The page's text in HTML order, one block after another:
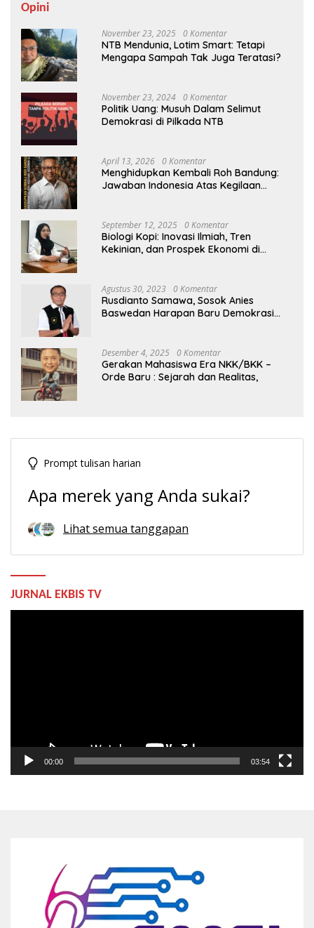
Opini
November 23, 2025 0 Komentar
NTB Mendunia, Lotim Smart: Tetapi
Mengapa Sampah Tak Juga Teratasi?
November 23, 2024 0 Komentar
Politik Uang: Musuh Dalam Selimut
Demokrasi di Pilkada NTB
April 13, 2026 0 Komentar
Menghidupkan Kembali Roh Bandung:
Jawaban Indonesia Atas Kegilaan
September 12, 2025 0 Komentar
Biologi Kopi: Inovasi Ilmiah, Tren
Kekinian, dan Prospek Ekonomi di
Agustus 30, 2023 0 Komentar
Rusdianto Samawa, Sosok Anies
Baswedan Harapan Baru Demokrasi
Desember 4, 2025 0 Komentar
Gerakan Mahasiswa Era NKK/BKK –
Orde Baru : Sejarah dan Realitas,
Prompt tulisan harian
Apa merek yang Anda sukai?
Lihat semua tanggapan
JURNAL EKBIS TV
00:00 03:54